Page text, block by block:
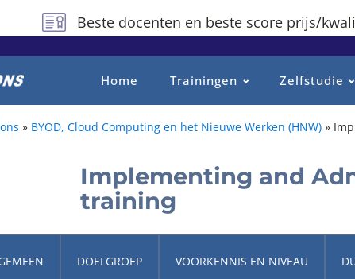
Beste docenten en beste score prijs/
Home Trainingen Zelfstudie
» BYOD, Cloud Computing en het Nieuwe Werken (HNW) »
Implementing and
training
DOELGROEP VOORKENNIS EN NIVEAU